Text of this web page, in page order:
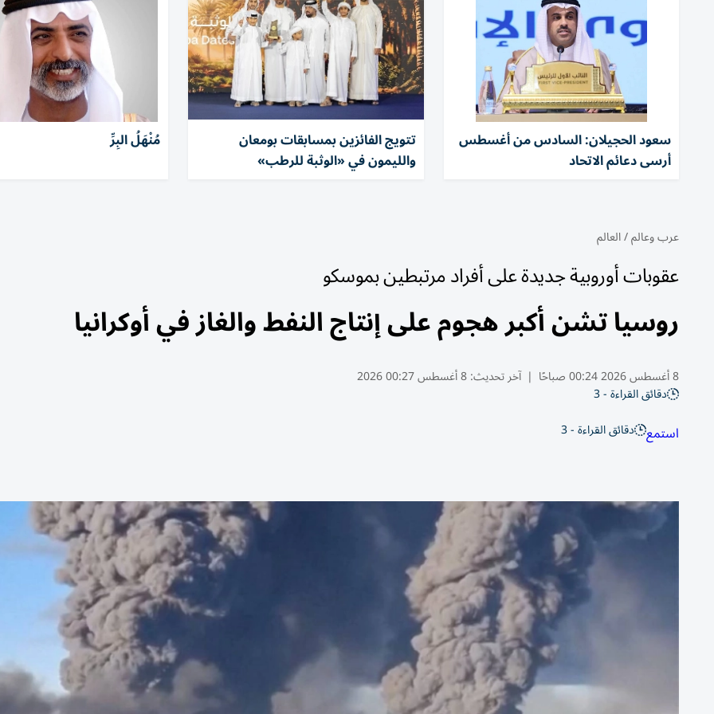
سعود الحجيلان: السادس من أغسطس
أرسى دعائم الاتحاد
تتويج الفائزين بمسابقات بومعان
والليمون في «الوثبة للرطب»
مُنْهَلُ البِرِّ
عرب وعالم/العالم
عقوبات أوروبية جديدة على أفراد مرتبطين بموسكو
روسيا تشن أكبر هجوم على إنتاج النفط والغاز في أوكرانيا
8 أغسطس 2026 00:24 صباحًا | آخر تحديث:8 أغسطس 00:27 2026
دقائق القراءة - 3
استمع دقائق القراءة - 3